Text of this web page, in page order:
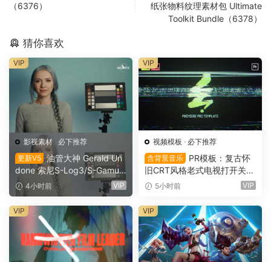
（6376）
纸张物料纹理素材包 Ultimate
Toolkit Bundle（6378）
猜你喜欢
影视素材 · 必下推荐
更新V5 油管大神 Gerald Un
done 索尼S-Log3/S-Gamut
3.Cine素材色彩还原、监看L
UT调色预设 Gerald Undone
– S-Log3 LUT Pack（1260
2）
4小时前 VIP
VIP
视频模板 · 必下推荐
含背景音乐
PR模板：复古怀
旧CRT风格老式电视打开关闭
LOGO动画展示（16151）
5小时前 VIP
VIP
VIP VIP